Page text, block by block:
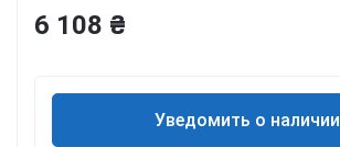
6 108 ₴
Уведомить о наличии